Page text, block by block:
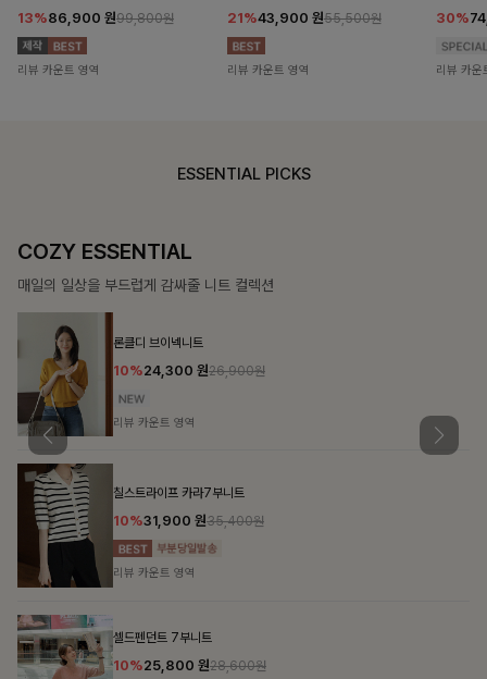
13%86,900 원99,800원
리뷰 카운트 영역
21%43,900 원55,500원
리뷰 카운트 영역
30%
리뷰 카운
ESSENTIAL PICKS
COZY ESSENTIAL
매일의 일상을 부드럽게 감싸줄 니트 컬렉션
론클디 브이넥니트
10%24,300 원26,900원
리뷰 카운트 영역
칠스트라이프 카라7부니트
10%31,900 원35,400원
리뷰 카운트 영역
셀드펜던트 7부니트
10%25,800 원28,600원